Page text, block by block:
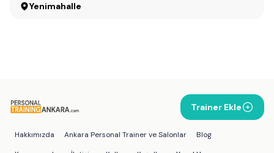
Yenimahalle
Trainer Ekle
Hakkımızda Ankara Personal Trainer ve Salonlar
Blog